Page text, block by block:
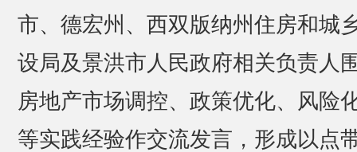
市、德宏州、西双版纳州住房和城
设局及景洪市人民政府相关负责人
房地产市场调控、政策优化、风险
等实践经验作交流发言，形成以点